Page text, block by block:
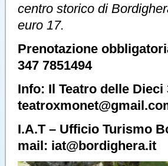
centro storico di
euro 17.
Prenotazione
347 7851494
Info: Il Teatro delle Dieci
I.A.T – Ufficio Turismo
mail: iat@bordighera.it